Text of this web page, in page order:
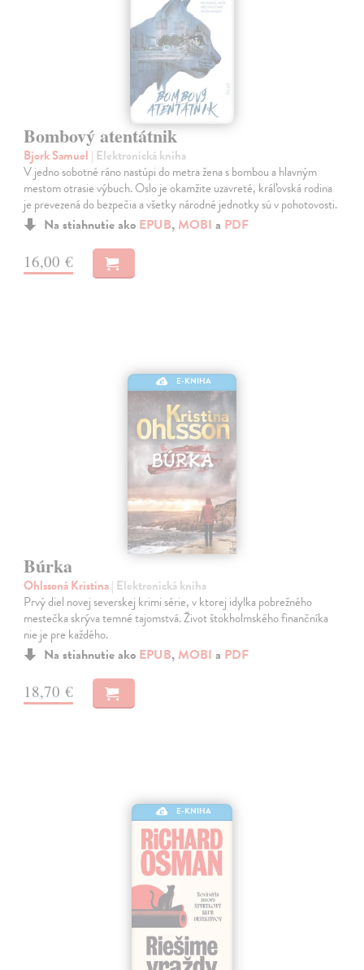
Bombový atentátnik
Bjork Samuel | Elektronická kniha
V jedno sobotné ráno nastúpi do metra žena s bombou a hlavným
mestom otrasie výbuch. Oslo je okamžite uzavreté, kráľovská rodina
je prevezená do bezpečia a všetky národné jednotky sú v pohotovosti.
Na stiahnutie ako EPUB, MOBI a PDF
16,00 €
E-KNIHA
Búrka
Ohlssoná Kristina| Elektronická kniha
Prvý diel novej severskej krimi série, v ktorej idylka pobrežného
mestečka skrýva temné tajomstvá. Život štokholmského finančníka
nie je pre každého.
Na stiahnutie ako EPUB, MOBI a PDF
18,70 €
E-KNIHA